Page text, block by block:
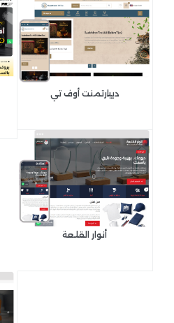
ديبارتمنت أوف تي
أنوار القلعة